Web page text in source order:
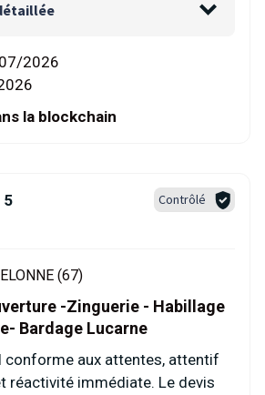
2026
la blockchain
5 Contrôlé
(67)
-Zinguerie - Habillage
Bardage Lucarne
conforme aux attentes, attentif
réactivité immédiate. Le devis